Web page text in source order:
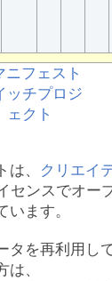
は、
クリエイ
センスでオー
います。
タを再利用し
は、